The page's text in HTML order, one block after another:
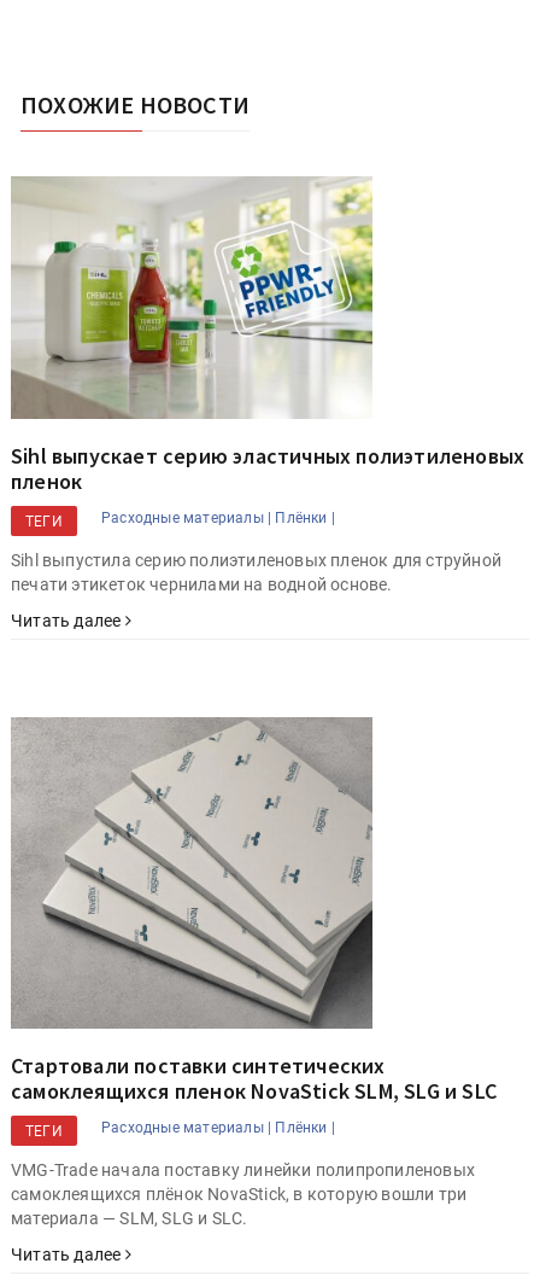
ПОХОЖИЕ НОВОСТИ
Sihl выпускает серию эластичных полиэтиленовых
пленок
ТЕГИ Расходные материалы | Плёнки |
Sihl выпустила серию полиэтиленовых пленок для струйной
печати этикеток чернилами на водной основе.
Читать далее
Стартовали поставки синтетических
самоклеящихся пленок NovaStick SLM, SLG и SLC
ТЕГИ Расходные материалы | Плёнки |
VMG-Trade начала поставку линейки полипропиленовых
самоклеящихся плёнок NovaStick, в которую вошли три
материала — SLM, SLG и SLC.
Читать далее